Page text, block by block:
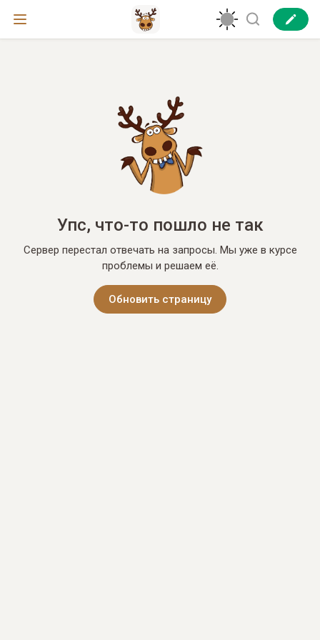
Упс, что-то пошло не так
Сервер перестал отвечать на запросы. Мы уже в курсе
проблемы и решаем её.
Обновить страницу